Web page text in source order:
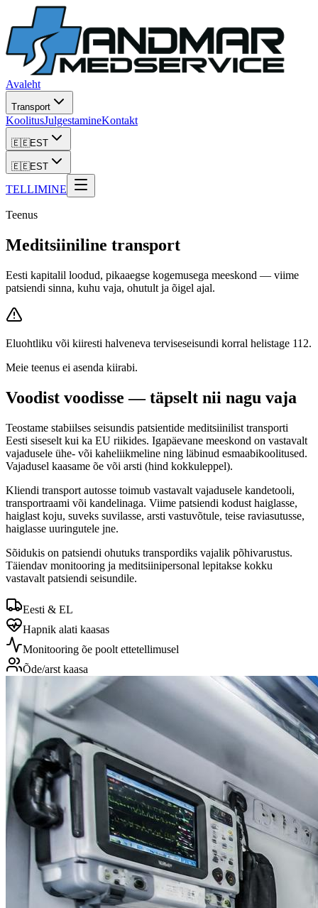
Avaleht
Transport
KoolitusJulgestamineKontakt
🇪🇪EST
🇪🇪EST
TELLIMINE
Teenus
Meditsiiniline transport
Eesti kapitalil loodud, pikaaegse kogemusega meeskond — viime
patsiendi sinna, kuhu vaja, ohutult ja õigel ajal.
Eluohtliku või kiiresti halveneva terviseseisundi korral helistage 112.
Meie teenus ei asenda kiirabi.
Voodist voodisse — täpselt nii nagu vaja
Teostame stabiilses seisundis patsientide meditsiinilist transporti
Eesti siseselt kui ka EU riikides. Igapäevane meeskond on vastavalt
vajadusele ühe- või kaheliikmeline ning läbinud esmaabikoolitused.
Vajadusel kaasame õe või arsti (hind kokkuleppel).
Kliendi transport autosse toimub vastavalt vajadusele kandetooli,
transportraami või kandelinaga. Viime patsiendi kodust haiglasse,
haiglast koju, suveks suvilasse, arsti vastuvõtule, teise raviasutusse,
haiglasse uuringutele jne.
Sõidukis on patsiendi ohutuks transpordiks vajalik põhivarustus.
Täiendav monitooring ja meditsiinipersonal lepitakse kokku
vastavalt patsiendi seisundile.
Eesti & EL
Hapnik alati kaasas
Monitooring õe poolt ettetellimusel
Õde/arst kaasa